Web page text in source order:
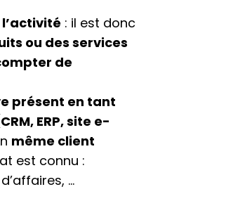
l’activité : il est donc
ou des services
de
présent en tant
CRM, ERP, site e-
même client
est connu :
…